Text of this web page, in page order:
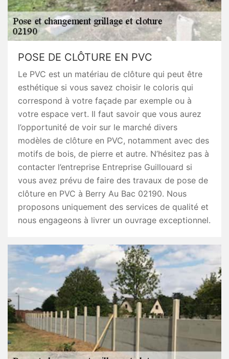
POSE DE CLÔTURE EN PVC
Le PVC est un matériau de clôture qui peut être
esthétique si vous savez choisir le coloris qui
correspond à votre façade par exemple ou à
votre espace vert. Il faut savoir que vous aurez
l’opportunité de voir sur le marché divers
modèles de clôture en PVC, notamment avec des
motifs de bois, de pierre et autre. N’hésitez pas à
contacter l’entreprise Entreprise Guillouard si
vous avez prévu de faire des travaux de pose de
clôture en PVC à Berry Au Bac 02190. Nous
proposons uniquement des services de qualité et
nous engageons à livrer un ouvrage exceptionnel.